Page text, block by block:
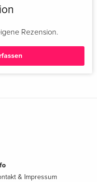
Rezension.
& Impressum